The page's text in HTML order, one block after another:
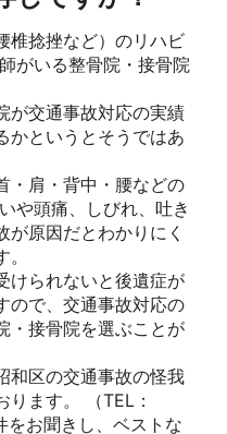
椎捻挫など）のリハビ
がいる整骨院・接骨院
が交通事故対応の実績
かというとそうではあ
・肩・背中・腰などの
や頭痛、しびれ、吐き
原因だとわかりにく
けられないと後遺症が
ので、交通事故対応の
・接骨院を選ぶことが
和区の交通事故の怪我
ます。 （TEL：
をお聞きし、ベストな